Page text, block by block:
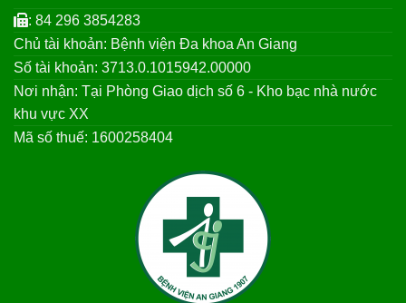
: 84 296 3854283
Chủ tài khoản: Bệnh viện Đa khoa An Giang
Số tài khoản: 3713.0.1015942.00000
Nơi nhận: Tại Phòng Giao dịch số 6 - Kho bạc nhà nước
khu vực XX
Mã số thuế: 1600258404